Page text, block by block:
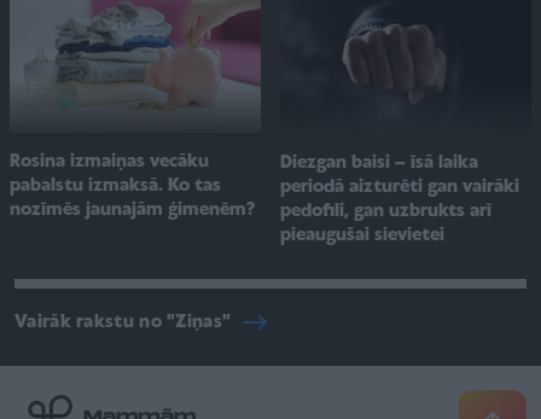
Rosina izmaiņas vecāku
pabalstu izmaksā. Ko tas
nozīmēs jaunajām ģimenēm?
Diezgan baisi – īsā laika
periodā aizturēti gan vairāki
pedofili, gan uzbrukts arī
pieaugušai sievietei
Vairāk rakstu no "Ziņas"